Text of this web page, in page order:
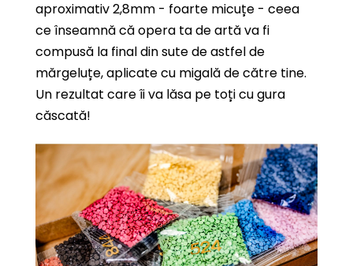
aproximativ 2,8mm - foarte micuțe - ceea
ce înseamnă că opera ta de artă va fi
compusă la final din sute de astfel de
mărgeluțe, aplicate cu migală de către tine.
Un rezultat care îi va lăsa pe toți cu gura
căscată!